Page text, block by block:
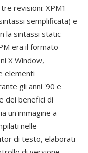
revisioni: XPM1
semplificata) e
la sintassi static
era il formato
X Window,
elementi
gli anni '90 e
dei benefici di
un'immagine a
nelle
di testo, elaborati